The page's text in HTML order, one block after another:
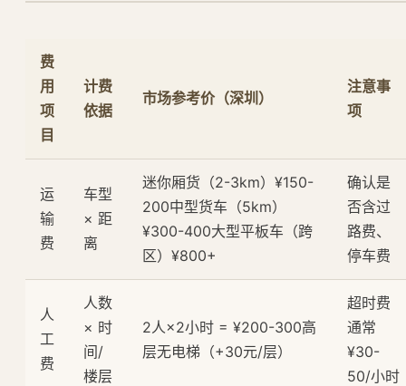
费
用
项
目
计费
依据
市场参考价（深圳）
注意事
项
运
输
费
车型
× 距
离
迷你厢货（2-3km）¥150-
200中型货车（5km）
¥300-400大型平板车（跨
区）¥800+
确认是
否含过
路费、
停车费
人
工
费
人数
× 时
间/
楼层
2人×2小时 = ¥200-300高
层无电梯（+30元/层）
超时费
通常
¥30-
50/小时